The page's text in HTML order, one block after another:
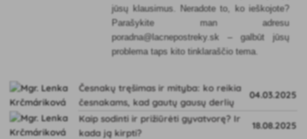
jūsų klausimus. Neradote to, ko ieškojote?
Parašykite man adresu
poradna@lacnepostreky.sk – galbūt jūsų
problema taps kito tinklaraščio tema.
Česnakų tręšimas ir mityba: ko reikia
česnakams, kad gautų gausų derlių
04.03.2025
Kaip sodinti ir prižiūrėti gyvatvorę? Ir
kada ją kirpti?
18.08.2025